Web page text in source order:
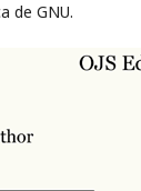
de GNU.